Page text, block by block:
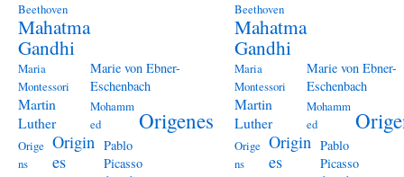
Beethoven
Mahatma
Gandhi
Maria
Montessori
Marie von Ebner-
Eschenbach
Martin
Luther
Mohamm
ed
Origenes
Orige
ns
Origin
es
Pablo
Picasso
Beethoven
Mahatma
Gandhi
Maria
Montessori
Marie von Ebner-
Eschenbach
Martin
Luther
Mohamm
ed
Orige
ns
Origin
es
Pablo
Picasso